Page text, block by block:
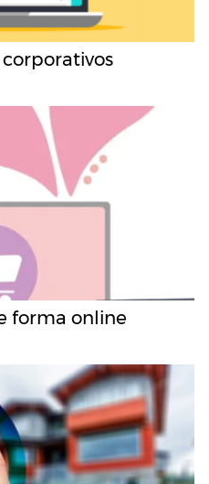
forma online